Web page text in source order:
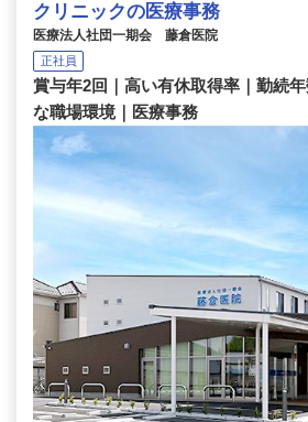
クリニックの医療事務
医療法人社団一期会 藤倉医院
正社員
賞与年2回｜高い有休取得率｜勤続
な職場環境｜医療事務